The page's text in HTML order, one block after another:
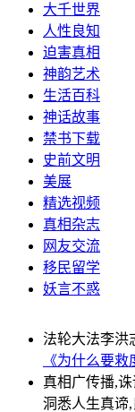
大千世界
人性良知
迫害真相
神韵艺术
生活百科
神话故事
禁书下载
史前文明
美展
精选视频
真相杂志
网友交流
移民留学
妖言不惑
法轮大法李洪
《为什么要救
真相广传播,
洞悉人生真谛